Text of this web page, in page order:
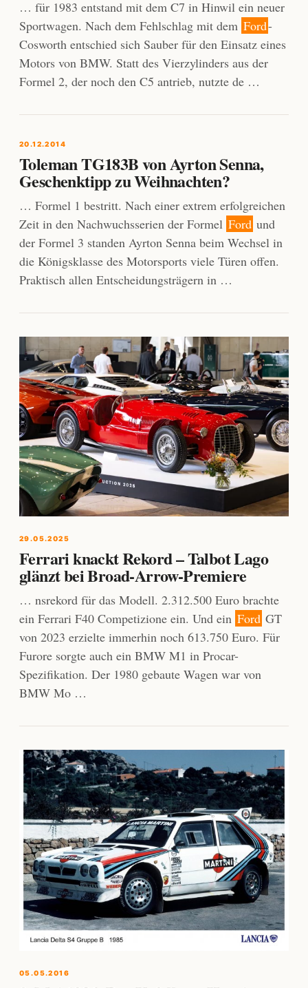
… für 1983 entstand mit dem C7 in Hinwil ein neuer
Sportwagen. Nach dem Fehlschlag mit dem Ford-
Cosworth entschied sich Sauber für den Einsatz eines
Motors von BMW. Statt des Vierzylinders aus der
Formel 2, der noch den C5 antrieb, nutzte de …
20.12.2014
Toleman TG183B von Ayrton Senna,
Geschenktipp zu Weihnachten?
… Formel 1 bestritt. Nach einer extrem erfolgreichen
Zeit in den Nachwuchsserien der Formel Ford und
der Formel 3 standen Ayrton Senna beim Wechsel in
die Königsklasse des Motorsports viele Türen offen.
Praktisch allen Entscheidungsträgern in …
29.05.2025
Ferrari knackt Rekord – Talbot Lago
glänzt bei Broad-Arrow-Premiere
… nsrekord für das Modell. 2.312.500 Euro brachte
ein Ferrari F40 Competizione ein. Und ein Ford GT
von 2023 erzielte immerhin noch 613.750 Euro. Für
Furore sorgte auch ein BMW M1 in Procar-
Spezifikation. Der 1980 gebaute Wagen war von
BMW Mo …
05.05.2016